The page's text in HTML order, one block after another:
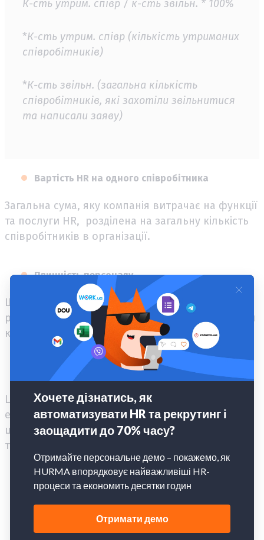
К-сть утрим. співр / к-сть звільн. * 100%
*К-сть утрим. співр (кількість утриманих
співробітників)
*К-сть звільн. (загальна кількість
співробітників, які захотіли звільнитися
та написали заяву)
Вартість HR на одного співробітника
Загальна сума, яку компанія витрачає на функції
та послуги HR, розділена на загальну кількість
співробітників в організації.
Плинність персоналу
Щоб визначити цей показник, потрібно
розділити кількість співробітників, які покинули
компанію на загальну кількість персоналу.
Задоволеність роботою HR-відділу
Ця метрика використовується для оцінки
ефективності роботи HR-департаменту. Для
цього проводять анонімне опитування за
трьома напрямами:
задоволеність роботою HR-відділу;
середній термін реакції на звернення.